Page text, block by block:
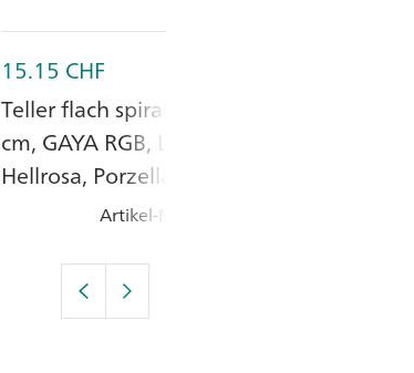
15.15 CHF
Teller flach spirale ø 23
cm, GAYA RGB, Lunasol,
Hellrosa, Porzellan
Artikel-Nr.